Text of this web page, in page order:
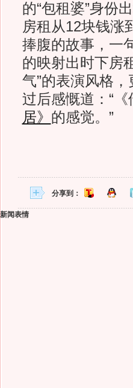
的“包租婆”身份
房租从12块钱涨
捧腹的故事，一
的映射出时下房
气”的表演风格
过后感慨道：“
居》 的感觉。”
分享到：
新闻表情